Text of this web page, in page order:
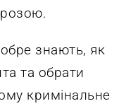
знають, як
та обрати
кримінальне